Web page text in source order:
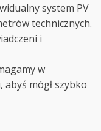
system PV
technicznych.
i
w
mógł szybko